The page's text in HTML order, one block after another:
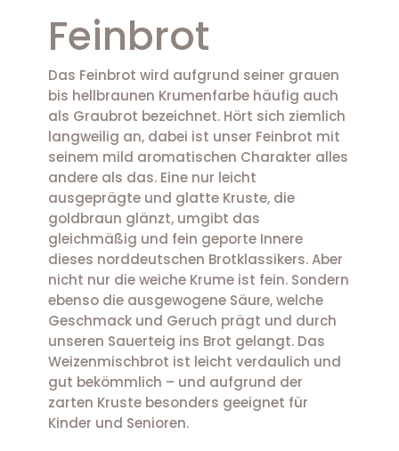
Feinbrot
Das Feinbrot wird aufgrund seiner grauen
bis hellbraunen Krumenfarbe häufig auch
als Graubrot bezeichnet. Hört sich ziemlich
langweilig an, dabei ist unser Feinbrot mit
seinem mild aromatischen Charakter alles
andere als das. Eine nur leicht
ausgeprägte und glatte Kruste, die
goldbraun glänzt, umgibt das
gleichmäßig und fein geporte Innere
dieses norddeutschen Brotklassikers. Aber
nicht nur die weiche Krume ist fein. Sondern
ebenso die ausgewogene Säure, welche
Geschmack und Geruch prägt und durch
unseren Sauerteig ins Brot gelangt. Das
Weizenmischbrot ist leicht verdaulich und
gut bekömmlich – und aufgrund der
zarten Kruste besonders geeignet für
Kinder und Senioren.